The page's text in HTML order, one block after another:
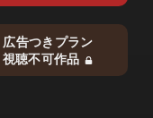
広告つきプラン
視聴不可作品